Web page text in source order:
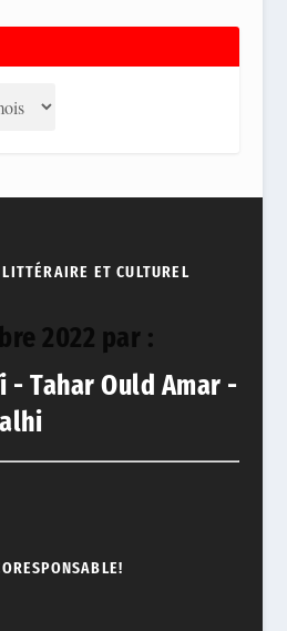
ET CULTUREL
2022 par :
- Tahar Ould Amar -